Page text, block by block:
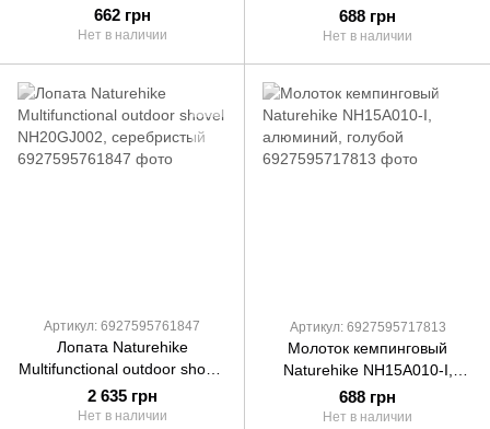
Naturehike NH20GJ001,
паракорд / нержавеющая
662 грн
Нет в наличии
алюминий, оранжевый
688 грн
Нет в наличии
Артикул: 6927595761847
Лопата Naturehike
Multifunctional outdoor shovel
NH20GJ002, серебристый
2 635 грн
Нет в наличии
Артикул: 6927595717813
Молоток кемпинговый
Naturehike NH15A010-I,
алюминий, голубой
688 грн
Нет в наличии